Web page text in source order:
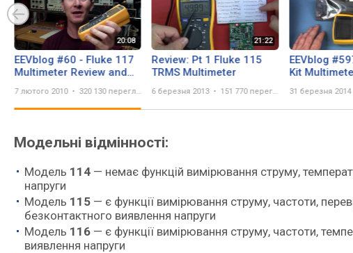
EEVblog #60 - Fluke 117
Multimeter Review and
7 лютого 2010 320 130 переглядів
Review: Pt 1 Fluke 115
TRMS Multimeter
6 березня 2013 151 770 переглядів
EEVblog
Kit
31 березня 2014
Модельні відмінності:
Модель 114 — немає функцій вимірювання струму,
напруги
Модель 115 — є функції вимірювання струму, частоти,
безконтактного виявлення напруги
Модель 116 — є функції вимірювання струму, частоти,
виявлення напруги